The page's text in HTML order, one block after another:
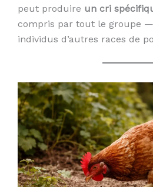
peut produire un cri
compris par tout le groupe
individus d’autres races de